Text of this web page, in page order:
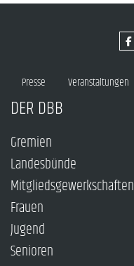
Presse Veranstaltungen
DER DBB
Gremien
Landesbünde
Mitgliedsgewerkschaften
Frauen
Jugend
Senioren